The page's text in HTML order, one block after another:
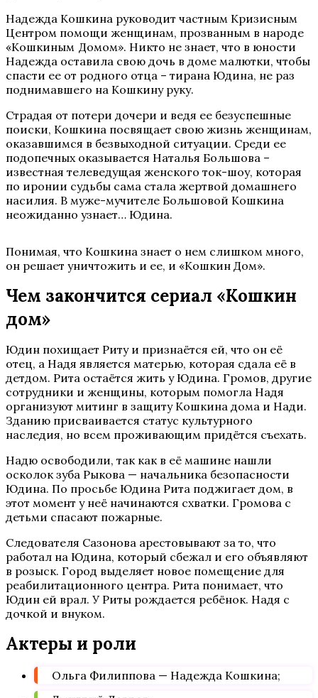
Надежда Кошкина руководит частным Кризисным
Центром помощи женщинам, прозванным в народе
«Кошкиным Домом». Никто не знает, что в юности
Надежда оставила свою дочь в доме малютки, чтобы
спасти ее от родного отца – тирана Юдина, не раз
поднимавшего на Кошкину руку.
Страдая от потери дочери и ведя ее безуспешные
поиски, Кошкина посвящает свою жизнь женщинам,
оказавшимся в безвыходной ситуации. Среди ее
подопечных оказывается Наталья Большова –
известная телеведущая женского ток-шоу, которая
по иронии судьбы сама стала жертвой домашнего
насилия. В муже-мучителе Большовой Кошкина
неожиданно узнает… Юдина.
Понимая, что Кошкина знает о нем слишком много,
он решает уничтожить и ее, и «Кошкин Дом».
Чем закончится сериал «Кошкин
дом»
Юдин похищает Риту и признаётся ей, что он её
отец, а Надя является матерью, которая сдала её в
детдом. Рита остаётся жить у Юдина. Громов, другие
сотрудники и женщины, которым помогла Надя
организуют митинг в защиту Кошкина дома и Нади.
Зданию присваивается статус культурного
наследия, но всем проживающим придётся съехать.
Надю освободили, так как в её машине нашли
осколок зуба Рыкова — начальника безопасности
Юдина. По просьбе Юдина Рита поджигает дом, в
этот момент у неё начинаются схватки. Громова с
детьми спасают пожарные.
Следователя Сазонова арестовывают за то, что
работал на Юдина, который сбежал и его объявляют
в розыск. Город выделяет новое помещение для
реабилитационного центра. Рита понимает, что
Юдин ей врал. У Риты рождается ребёнок. Надя с
дочкой и внуком.
Актеры и роли
Ольга Филиппова — Надежда Кошкина;